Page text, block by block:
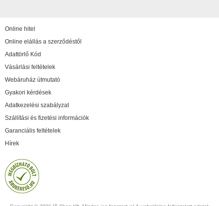
Online hitel
Online elállás a szerződéstől
Adattörlő Kód
Vásárlási feltételek
Webáruház útmutató
Gyakori kérdések
Adatkezelési szabályzat
Szállítási és fizetési információk
Garanciális feltételek
Hírek